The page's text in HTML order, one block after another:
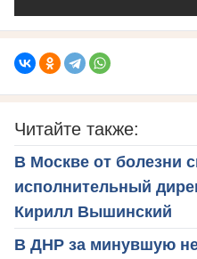
Читайте также:
В Москве от болезни
исполнительный
Кирилл Вышинский
В ДНР за минувшую